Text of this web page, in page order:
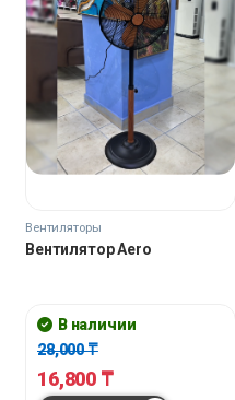
Вентиляторы
Вентилятор Aero
В наличии
28,000₸
16,800 ₸